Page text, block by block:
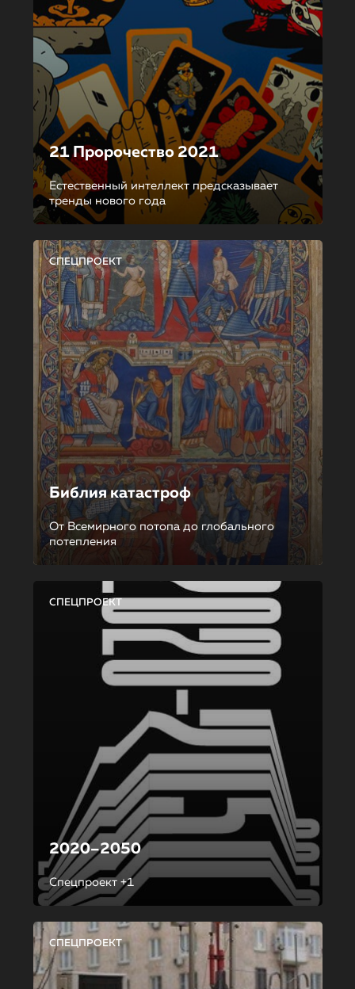
21 Пророчество 2021
Естественный интеллект предсказывает
тренды нового года
СПЕЦПРОЕКТ
Библия катастроф
От Всемирного потопа до глобального
потепления
СПЕЦПРОЕКТ
2020–2050
Спецпроект +1
СПЕЦПРОЕКТ